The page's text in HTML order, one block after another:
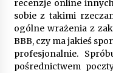
10
recenzje online
sobie z takimi
ogólne wrażenia z
BBB, czy ma jakieś
profesjonalnie.
pośrednictwem